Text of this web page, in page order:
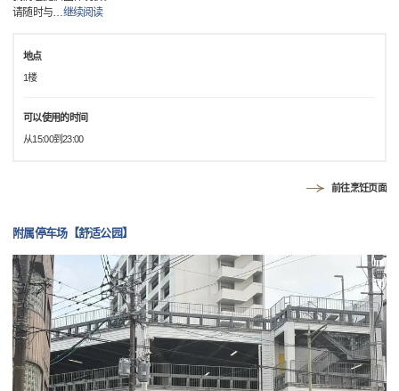
请随时与…继续阅读
地点
1楼
可以使用的时间
从15:00到23:00
前往烹饪页面
附属停车场【舒适公园】